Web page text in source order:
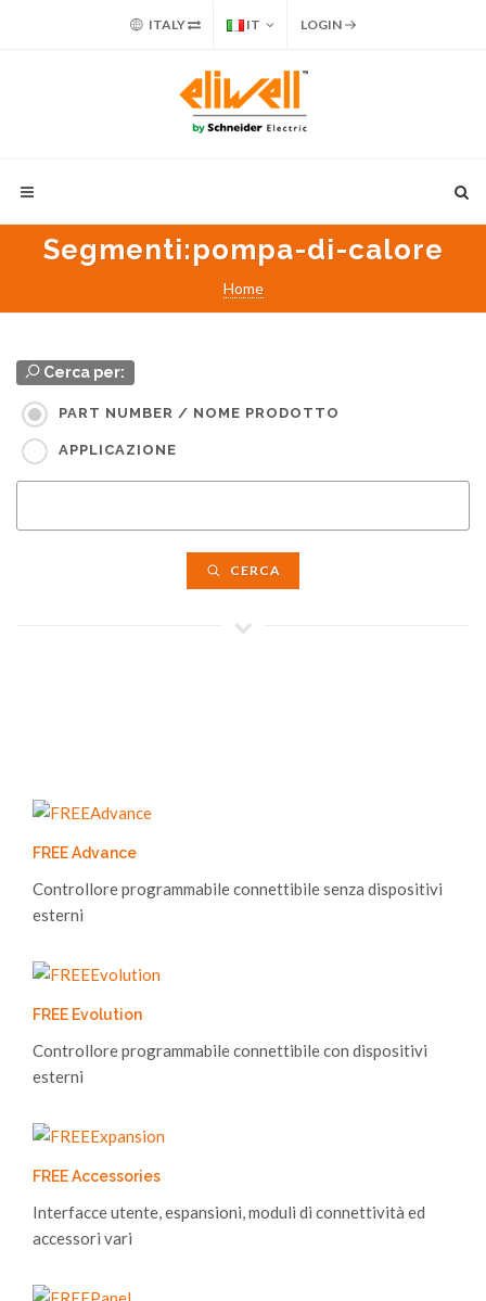
ITALY IT LOGIN
Segmenti:pompa-di-calore
Home
Cerca per:
PART NUMBER / NOME PRODOTTO
APPLICAZIONE
CERCA
FREE Advance
Controllore programmabile connettibile senza dispositivi
esterni
FREE Evolution
Controllore programmabile connettibile con dispositivi
esterni
FREE Accessories
Interfacce utente, espansioni, moduli di connettività ed
accessori vari